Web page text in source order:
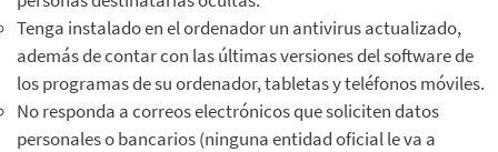
Tenga instalado en el ordenador un antivirus actualizado,
además de contar con las últimas versiones del software de
los programas de su ordenador, tabletas y teléfonos móviles.
No responda a correos electrónicos que soliciten datos
personales o bancarios (ninguna entidad oficial le va a